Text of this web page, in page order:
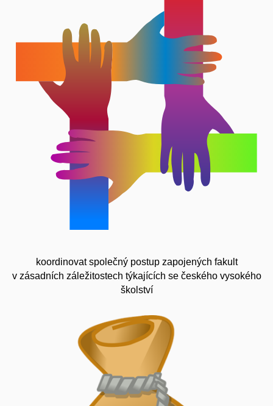
koordinovat společný postup zapojených fakult
v zásadních záležitostech týkajících se českého vysokého
školství